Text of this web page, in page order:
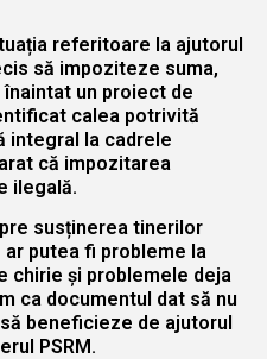
referitoare la ajutorul
să impoziteze suma,
înaintat un proiect de
calea potrivită
integral la cadrele
că impozitarea
ilegală.
susținerea tinerilor
ar putea fi probleme la
chirie și problemele deja
ca documentul dat să nu
beneficieze de ajutorul
PSRM.